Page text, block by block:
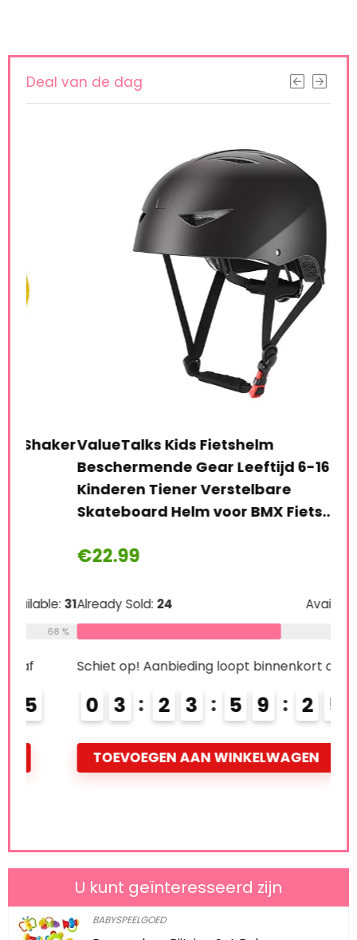
Deal van de dag
ValueTalks Kids Fietshelm
Beschermende Gear Leeftijd 6-16
Kinderen Tiener Verstelbare
Skateboard Helm voor BMX Fiets…
22.99
Already Sold:24 Available:36
Schiet op! Aanbieding loopt binnenkort af
0 2 3 5 9 2 3
4
TOEVOEGEN AAN WINKELWAGEN
U kunt geïnteresseerd zijn
BABYSPEELGOED